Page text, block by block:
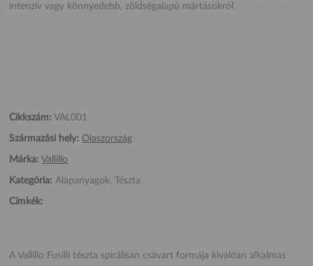
intenzív vagy könnyedebb, zöldségalapú mártásokról.
Cikkszám: VAL001
Származási hely: Olaszország
Márka: Vallillo
Kategória: Alapanyagok, Tészta
Címkék:
A Vallillo Fusilli tészta spirálisan csavart formája kiválóan alkalmas